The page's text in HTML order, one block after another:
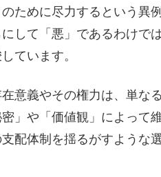
ために尽力するという異
して「悪」であるわけで
ています。
意義やその権力は、単な
」や「価値観」によって
配体制を揺るがすような